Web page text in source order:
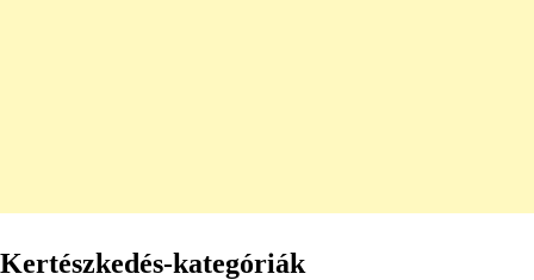
Kertészkedés-kategóriák